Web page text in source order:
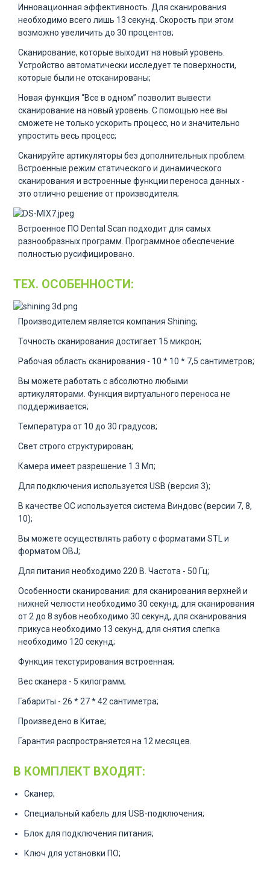
Инновационная эффективность. Для сканирования
необходимо всего лишь 13 секунд. Скорость при этом
возможно увеличить до 30 процентов;
Сканирование, которые выходит на новый уровень.
Устройство автоматически исследует те поверхности,
которые были не отсканированы;
Новая функция “Все в одном” позволит вывести
сканирование на новый уровень. С помощью нее вы
сможете не только ускорить процесс, но и значительно
упростить весь процесс;
Сканируйте артикуляторы без дополнительных проблем.
Встроенные режим статического и динамического
сканирования и встроенные функции переноса данных -
это отлично решение от производителя;
Встроенное ПО Dental Scan подходит для самых
разнообразных программ. Программное обеспечение
полностью русифицировано.
ТЕХ. ОСОБЕННОСТИ:
Производителем является компания Shining;
Точность сканирования достигает 15 микрон;
Рабочая область сканирования - 10 * 10 * 7,5 сантиметров;
Вы можете работать с абсолютно любыми
артикуляторами. Функция виртуального переноса не
поддерживается;
Температура от 10 до 30 градусов;
Свет строго структурирован;
Камера имеет разрешение 1.3 Мп;
Для подключения используется USB (версия 3);
В качестве ОС используется система Виндовс (версии 7, 8,
10);
Вы можете осуществлять работу с форматами STL и
форматом OBJ;
Для питания необходимо 220 В. Частота - 50 Гц;
Особенности сканирования: для сканирования верхней и
нижней челюсти необходимо 30 секунд, для сканирования
от 2 до 8 зубов необходимо 30 секунд, для сканирования
прикуса необходимо 13 секунд, для снятия слепка
необходимо 120 секунд;
Функция текстурирования встроенная;
Вес сканера - 5 килограмм;
Габариты - 26 * 27 * 42 сантиметра;
Произведено в Китае;
Гарантия распространяется на 12 месяцев.
В КОМПЛЕКТ ВХОДЯТ:
Сканер;
Специальный кабель для USB-подключения;
Блок для подключения питания;
Ключ для установки ПО;